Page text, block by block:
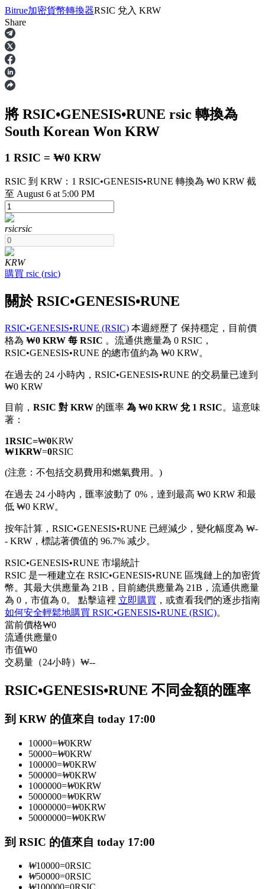
合約
USDT永續
多種以USDT結算的永續合約
幣本位永續
以數字貨幣為保證金的永續合約
USDC永續
多種以USDC結算的永續合約
跟單
Bitrue加密貨幣轉換器RSIC 兌入 KRW
Share
將 RSIC•GENESIS•RUNE rsic 轉換為
South Korean Won KRW
1 RSIC = ₩0 KRW
RSIC 到 KRW：1 RSIC•GENESIS•RUNE 轉換為 ₩0 KRW 截
至 August 6 at 5:00 PM
rsicrsic
KRW
購買 rsic (rsic)
關於 RSIC•GENESIS•RUNE
RSIC•GENESIS•RUNE (RSIC) 本週經歷了 保持穩定，目前價
格為 ₩0 KRW 每 RSIC 。流通供應量為 0 RSIC，
RSIC•GENESIS•RUNE 的總市值約為 ₩0 KRW。
在過去的 24 小時內，RSIC•GENESIS•RUNE 的交易量已達到
₩0 KRW
目前， RSIC 對 KRW 的匯率 為 ₩0 KRW 兌 1 RSIC。這意味
著：
1RSIC=₩0KRW
₩1KRW=0RSIC
(注意：不包括交易費用和燃氣費用。)
在過去 24 小時內，匯率波動了 0%，達到最高 ₩0 KRW 和最
低 ₩0 KRW。
按年計算，RSIC•GENESIS•RUNE 已經減少，變化幅度為 ₩-
- KRW，標誌著價值的 96.7% 减少。
RSIC•GENESIS•RUNE 市場統計
RSIC 是一種建立在 RSIC•GENESIS•RUNE 區塊鏈上的加密貨
幣。其最大供應量為 21B，目前總供應量為 21B，流通供應量
為 0，市值為 0。 點擊這裡 立即購買 ，或查看我們的逐步指南
如何安全輕鬆地購買 RSIC•GENESIS•RUNE (RSIC)。
當前價格₩0
流通供應量0
市值₩0
交易量（24小時） ₩--
RSIC•GENESIS•RUNE 不同金額的匯率
到 KRW 的值來自 today 17:00
10000=₩0KRW
50000=₩0KRW
100000=₩0KRW
500000=₩0KRW
1000000=₩0KRW
5000000=₩0KRW
10000000=₩0KRW
50000000=₩0KRW
到 RSIC 的值來自 today 17:00
₩10000=0RSIC
₩50000=0RSIC